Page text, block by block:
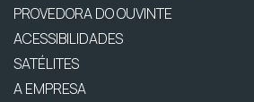
PROVEDORA DO OUVINTE
ACESSIBILIDADES
SATÉLITES
A EMPRESA